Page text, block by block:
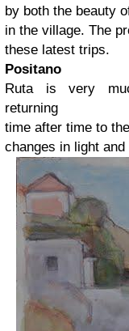
by both the beauty
in the village. The
these latest trips.
Positano
Ruta is very
returning
time after time to
changes in light and